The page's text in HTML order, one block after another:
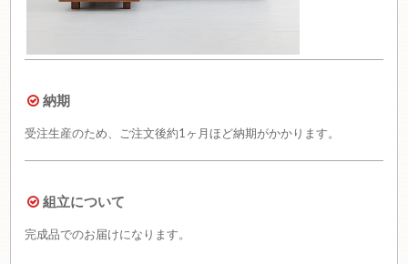
納期
受注生産のため、ご注文後約1ヶ月ほど納期がかかります。
組立について
完成品でのお届けになります。